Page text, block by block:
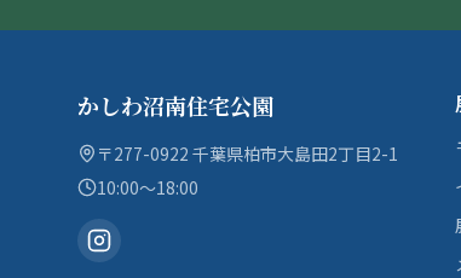
かしわ沼南住宅公園
〒277-0922 千葉県柏市大島田2丁目2-1
10:00〜18:00